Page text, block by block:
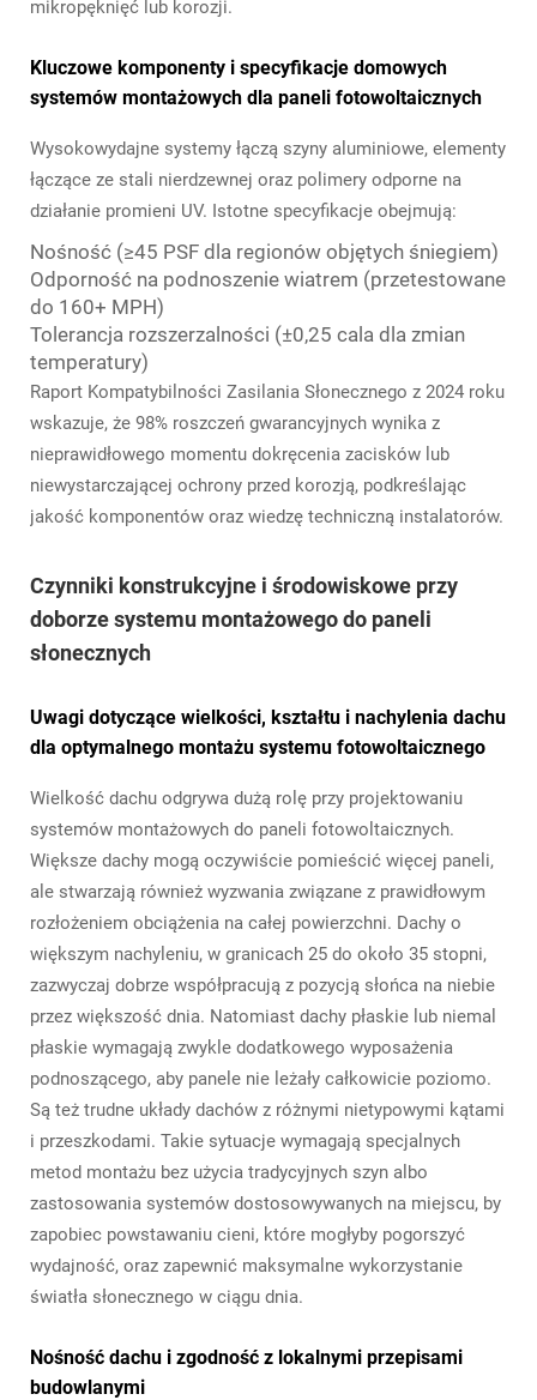
mikropęknięć lub korozji.
Kluczowe komponenty i specyfikacje domowych
systemów montażowych dla paneli fotowoltaicznych
Wysokowydajne systemy łączą szyny aluminiowe, elementy
łączące ze stali nierdzewnej oraz polimery odporne na
działanie promieni UV. Istotne specyfikacje obejmują:
Nośność (≥45 PSF dla regionów objętych śniegiem)
Odporność na podnoszenie wiatrem (przetestowane
do 160+ MPH)
Tolerancja rozszerzalności (±0,25 cala dla zmian
temperatury)
Raport Kompatybilności Zasilania Słonecznego z 2024 roku
wskazuje, że 98% roszczeń gwarancyjnych wynika z
nieprawidłowego momentu dokręcenia zacisków lub
niewystarczającej ochrony przed korozją, podkreślając
jakość komponentów oraz wiedzę techniczną instalatorów.
Czynniki konstrukcyjne i środowiskowe przy
doborze systemu montażowego do paneli
słonecznych
Uwagi dotyczące wielkości, kształtu i nachylenia dachu
dla optymalnego montażu systemu fotowoltaicznego
Wielkość dachu odgrywa dużą rolę przy projektowaniu
systemów montażowych do paneli fotowoltaicznych.
Większe dachy mogą oczywiście pomieścić więcej paneli,
ale stwarzają również wyzwania związane z prawidłowym
rozłożeniem obciążenia na całej powierzchni. Dachy o
większym nachyleniu, w granicach 25 do około 35 stopni,
zazwyczaj dobrze współpracują z pozycją słońca na niebie
przez większość dnia. Natomiast dachy płaskie lub niemal
płaskie wymagają zwykle dodatkowego wyposażenia
podnoszącego, aby panele nie leżały całkowicie poziomo.
Są też trudne układy dachów z różnymi nietypowymi kątami
i przeszkodami. Takie sytuacje wymagają specjalnych
metod montażu bez użycia tradycyjnych szyn albo
zastosowania systemów dostosowywanych na miejscu, by
zapobiec powstawaniu cieni, które mogłyby pogorszyć
wydajność, oraz zapewnić maksymalne wykorzystanie
światła słonecznego w ciągu dnia.
Nośność dachu i zgodność z lokalnymi przepisami
budowlanymi